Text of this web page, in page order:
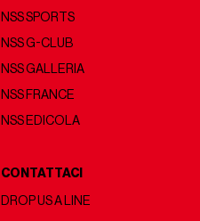
NSS SPORTS
NSS G-CLUB
NSS GALLERIA
NSS FRANCE
NSS EDICOLA
CONTATTACI
DROP US A LINE